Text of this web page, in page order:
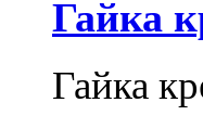
Гайка
Гайка